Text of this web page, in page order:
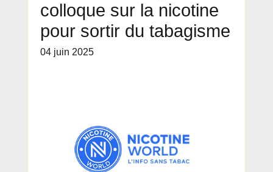
colloque sur la nicotine
pour sortir du tabagisme
04 juin 2025